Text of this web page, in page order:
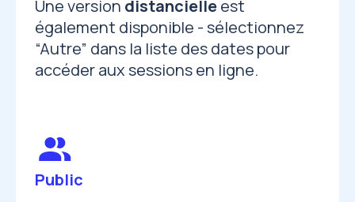
Une version distancielleest
également disponible - sélectionnez
“Autre” dans la liste des dates pour
accéder aux sessions en ligne.
Public